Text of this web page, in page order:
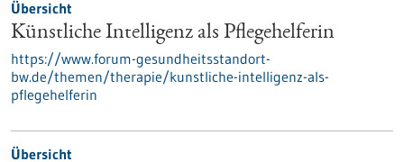
Übersicht
Künstliche Intelligenz als Pflegehelferin
https://www.forum-gesundheitsstandort-
bw.de/themen/therapie/kunstliche-intelligenz-als-
pflegehelferin
Übersicht